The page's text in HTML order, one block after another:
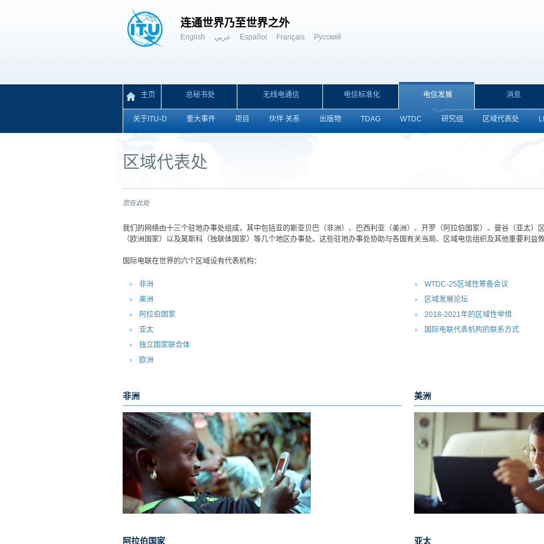
连通世界乃至世界之外
English عربي Español Français Русский
主页 总秘书处 无线电通信 电信标准化 电信发展
关于ITU-D 重大事件 项目 伙伴 关系 出版物 TDAG WTDC 研究组 区域代表处
消息
区域代表处
您在此处
我们的网络由十三个驻地办事处组成，其中包括亚的斯亚贝巴（非洲）、巴西利亚（美洲）、开罗（阿拉伯国家）、曼谷（亚太）
（欧洲国家）以及莫斯科（独联体国家）等几个地区办事处。这些驻地办事处协助与各国有关当局、区域电信组织及其他重要利益
国际电联在世界的六个区域设有代表机构：
非洲
美洲
阿拉伯国家
亚太
独立国家联合体
欧洲
WTDC-25区域性筹备会议​
区域发展论坛​​
2018-2021年的区域性举措​
国际电联代表机构的联系方式
非洲 美洲
阿拉伯国家 亚太